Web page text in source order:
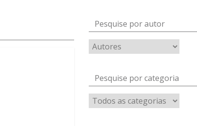
Pesquise por autor
Pesquise por categoria